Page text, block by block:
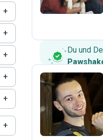
+
+
+
+
+
+
Du und
P